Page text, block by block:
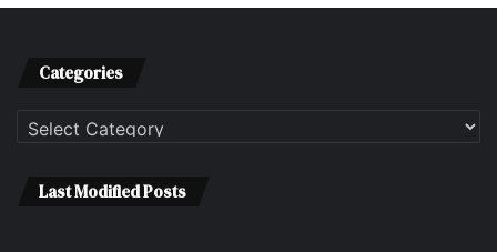
Categories
Categories
Last Modified Posts